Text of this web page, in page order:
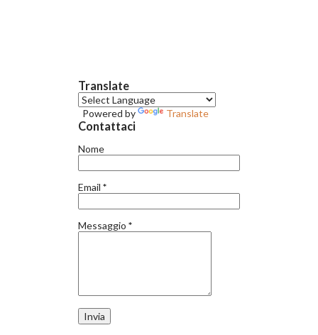
coreografo di combattimenti per il cinema, teatro e televisione -
durante la quale ho collaborato con artisti come Richard
Buckingam Clark, Haruiko Yamanouchi e Wu hsing kuo, alla Scala
Translate
Powered by Translate
Contattaci
Nome
Email *
Messaggio *